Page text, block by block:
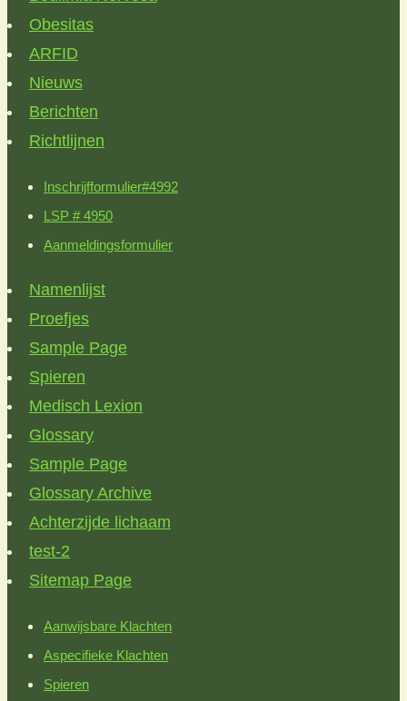
Obesitas
ARFID
Nieuws
Berichten
Richtlijnen
Inschrijfformulier#4992
LSP # 4950
Aanmeldingsformulier
Namenlijst
Proefjes
Sample Page
Spieren
Medisch Lexion
Glossary
Sample Page
Glossary Archive
Achterzijde lichaam
test-2
Sitemap Page
Aanwijsbare Klachten
Aspecifieke Klachten
Spieren